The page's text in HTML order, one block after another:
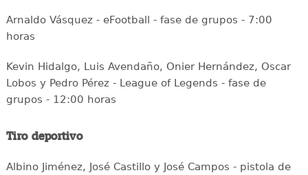
Arnaldo Vásquez - eFootball - fase de grupos - 7:00
horas
Kevin Hidalgo, Luis Avendaño, Onier Hernández, Oscar
Lobos y Pedro Pérez - League of Legends - fase de
grupos - 12:00 horas
Tiro deportivo
Albino Jiménez, José Castillo y José Campos - pistola de